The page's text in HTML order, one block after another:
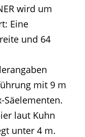
wird um
Eine
und 64
mit 9 m
Säelementen.
laut Kuhn
unter 4 m.